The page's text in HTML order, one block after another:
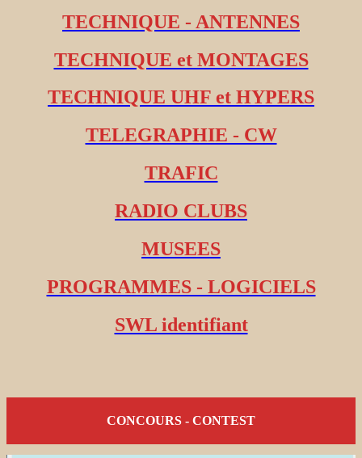
TECHNIQUE - ANTENNES
TECHNIQUE et MONTAGES
TECHNIQUE UHF et HYPERS
TELEGRAPHIE - CW
TRAFIC
RADIO CLUBS
MUSEES
PROGRAMMES - LOGICIELS
SWL identifiant
CONCOURS - CONTEST